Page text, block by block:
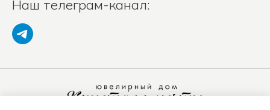
Наш телеграм-канал: